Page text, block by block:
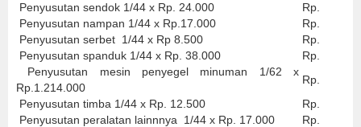
Penyusutan sendok 1/44 x Rp. 24.000
Rp.
Penyusutan nampan 1/44 x Rp.17.000
Rp.
Penyusutan serbet 1/44 x Rp 8.500
Rp.
Penyusutan spanduk 1/44 x Rp. 38.000
Rp.
Penyusutan mesin penyegel minuman 1/62 x
Rp.1.214.000
Rp.
Penyusutan timba 1/44 x Rp. 12.500
Rp.
Penyusutan peralatan lainnnya 1/44 x Rp. 17.000
Rp.